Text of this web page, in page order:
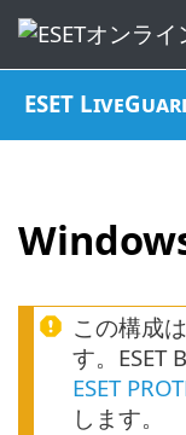
ESET
この構成
す。ESET
ESET
します。